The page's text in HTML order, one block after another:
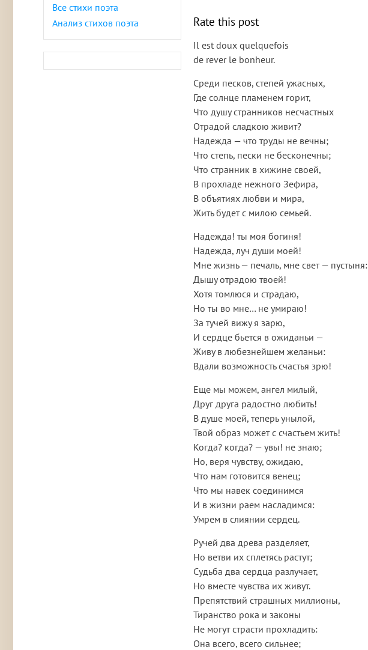
Все стихи поэта
Анализ стихов поэта
Rate this post
Il est doux quelquefois
de rever le bonheur.
Среди песков, степей ужасных,
Где солнце пламенем горит,
Что душу странников несчастных
Отрадой сладкою живит?
Надежда — что труды не вечны;
Что степь, пески не бесконечны;
Что странник в хижине своей,
В прохладе нежного Зефира,
В объятиях любви и мира,
Жить будет с милою семьей.
Надежда! ты моя богиня!
Надежда, луч души моей!
Мне жизнь — печаль, мне свет — пустыня:
Дышу отрадою твоей!
Хотя томлюся и страдаю,
Но ты во мне… не умираю!
За тучей вижу я зарю,
И сердце бьется в ожиданьи —
Живу в любезнейшем желаньи:
Вдали возможность счастья зрю!
Еще мы можем, ангел милый,
Друг друга радостно любить!
В душе моей, теперь унылой,
Твой образ может с счастьем жить!
Когда? когда? — увы! не знаю;
Но, веря чувству, ожидаю,
Что нам готовится венец;
Что мы навек соединимся
И в жизни раем насладимся:
Умрем в слиянии сердец.
Ручей два древа разделяет,
Но ветви их сплетясь растут;
Судьба два сердца разлучает,
Но вместе чувства их живут.
Препятствий страшных миллионы,
Тиранство рока и законы
Не могут страсти прохладить:
Она всего, всего сильнее;